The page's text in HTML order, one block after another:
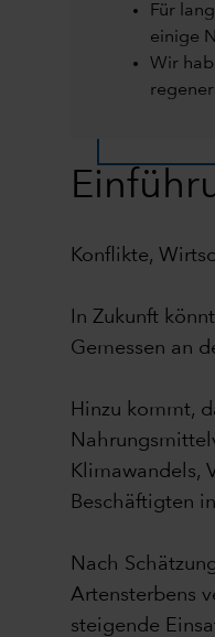
Für
einige
Wir
Konflikte,
In Zukunft
Gemessen an
Hinzu kommt,
Klimawandels,
Beschäftigten
Nach
Artensterbens
steigende